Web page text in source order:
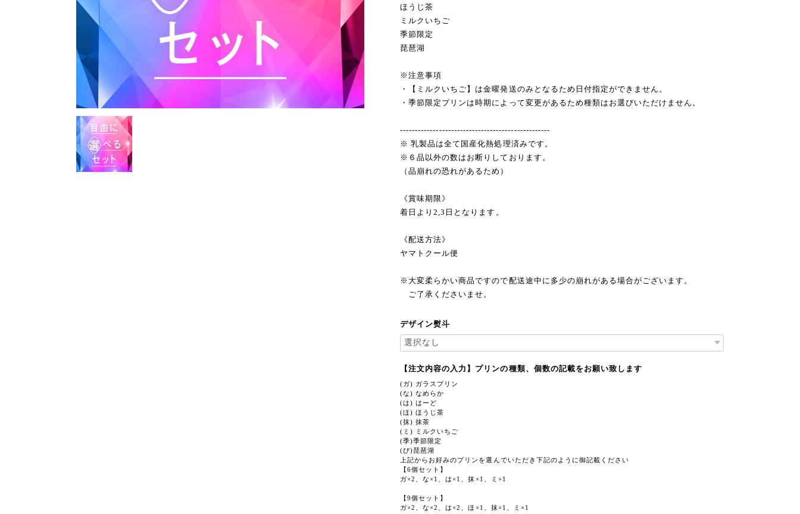
ほうじ茶
ミルクいちご
季節限定
琵琶湖
※注意事項
・【ミルクいちご】は金曜発送のみとなるため日付指定ができません。
・季節限定プリンは時期によって変更があるため種類はお選びいただけません。
--------------------------------------------------
※ 乳製品は全て国産化熱処理済みです。
※６品以外の数はお断りしております。
（品崩れの恐れがあるため）
《賞味期限》
着日より2,3日となります。
《配送方法》
ヤマトクール便
※大変柔らかい商品ですので配送途中に多少の崩れがある場合がございます。
ご了承くださいませ。
デザイン熨斗
【注文内容の入力】プリンの種類、個数の記載をお願い致します
(ガ) ガラスプリン
(な) なめらか
(は) はーど
(ほ) ほうじ茶
(抹) 抹茶
(ミ) ミルクいちご
(季)季節限定
(び)琵琶湖
上記からお好みのプリンを選んでいただき下記のように御記載ください
【6個セット】
ガ×2、な×1、は×1、抹×1、ミ×1
【9個セット】
ガ×2、な×2、は×2、ほ×1、抹×1、ミ×1